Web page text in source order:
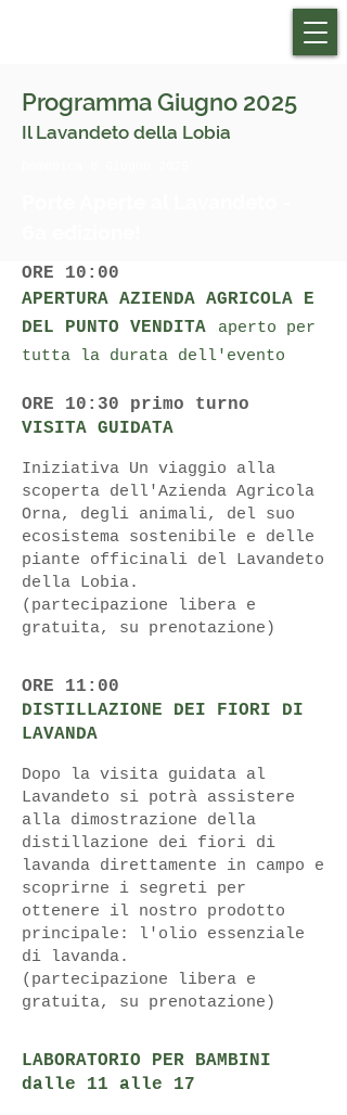
Programma Giugno 2025
Il Lavandeto della Lobia
ORE 10:00
APERTURA AZIENDA AGRICOLA E
DEL PUNTO VENDITA
aperto per
tutta la durata dell'evento
ORE 10:30 primo turno
VISITA GUIDATA
Iniziativa Un viaggio alla
scoperta dell'Azienda Agricola
Orna, degli animali, del suo
ecosistema sostenibile e delle
piante officinali del Lavandeto
della Lobia.
(partecipazione libera e
gratuita, su prenotazione)
ORE 11:00
DISTILLAZIONE DEI FIORI DI
LAVANDA
Dopo la visita guidata al
Lavandeto si potrà assistere
alla dimostrazione della
distillazione dei fiori di
lavanda direttamente in campo e
scoprirne i segreti per
ottenere il nostro prodotto
principale: l'olio essenziale
di lavanda.
(partecipazione libera e
gratuita, su prenotazione)
LABORATORIO PER BAMBINI
dalle 11 alle 17